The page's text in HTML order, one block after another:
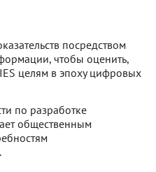
посредством
чтобы оценить,
целям в эпоху цифровых
по разработке
общественным